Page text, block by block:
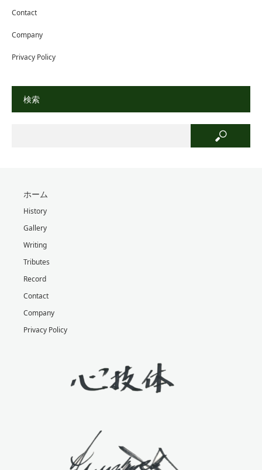
Contact
Company
Privacy Policy
検索
ホーム
History
Gallery
Writing
Tributes
Record
Contact
Company
Privacy Policy